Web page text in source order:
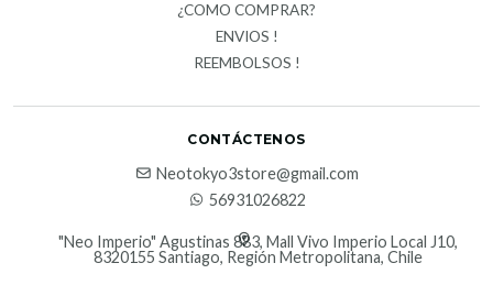
¿COMO COMPRAR?
ENVIOS !
REEMBOLSOS !
CONTÁCTENOS
Neotokyo3store@gmail.com
56931026822
"Neo Imperio" Agustinas 883, Mall Vivo Imperio Local J10,
8320155 Santiago, Región Metropolitana, Chile